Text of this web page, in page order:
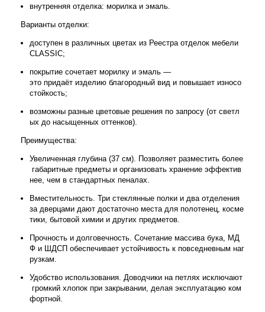
внутренняя отделка: морилкаи эмаль.
Варианты отделки:
доступен в различных цветах из Реестраотделок мебели
CLASSIC;
покрытие сочетает морилку и эмаль —
это придаёт изделию благородный вид и повышает износо
стойкость;
возможны разные цветовые решения по запросу (от светл
ых до насыщенных оттенков).
Преимущества:
Увеличенная глубина(37 см). Позволяет разместить более
габаритные предметы и организовать хранение эффектив
нее, чем в стандартных пеналах.
Вместительность. Три стеклянные полки и дваотделения
задверцами дают достаточно местадля полотенец, косме
тики, бытовой химии и других предметов.
Прочность и долговечность. Сочетание массивабука, МД
Ф и ШДСП обеспечивает устойчивость к повседневным наг
рузкам.
Удобство использования. Доводчики напетлях исключают
громкий хлопок при закрывании, делая эксплуатацию ком
фортной.